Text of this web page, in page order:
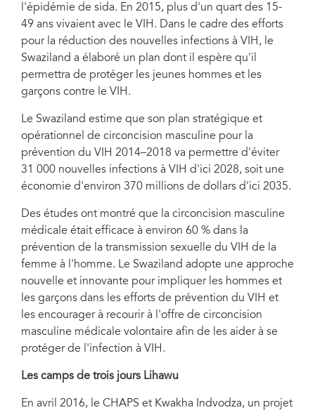
football, qui a pour but de diffuser des informations sur la prévention du VIH
dans l'espoir d'accroître le recours à la circoncision masculine médicale
volontaire au Swaziland.
l'épidémie de sida. En 2015, plus d'un quart des 15-
49 ans vivaient avec le VIH. Dans le cadre des efforts
pour la réduction des nouvelles infections à VIH, le
Swaziland a élaboré un plan dont il espère qu'il
permettra de protéger les jeunes hommes et les
garçons contre le VIH.
Le Swaziland estime que son plan stratégique et
opérationnel de circoncision masculine pour la
prévention du VIH 2014–2018 va permettre d'éviter
31 000 nouvelles infections à VIH d'ici 2028, soit une
économie d'environ 370 millions de dollars d'ici 2035.
Des études ont montré que la circoncision masculine
médicale était efficace à environ 60 % dans la
prévention de la transmission sexuelle du VIH de la
femme à l'homme. Le Swaziland adopte une approche
nouvelle et innovante pour impliquer les hommes et
les garçons dans les efforts de prévention du VIH et
les encourager à recourir à l'offre de circoncision
masculine médicale volontaire afin de les aider à se
protéger de l'infection à VIH.
Les camps de trois jours Lihawu
En avril 2016, le CHAPS et Kwakha Indvodza, un projet